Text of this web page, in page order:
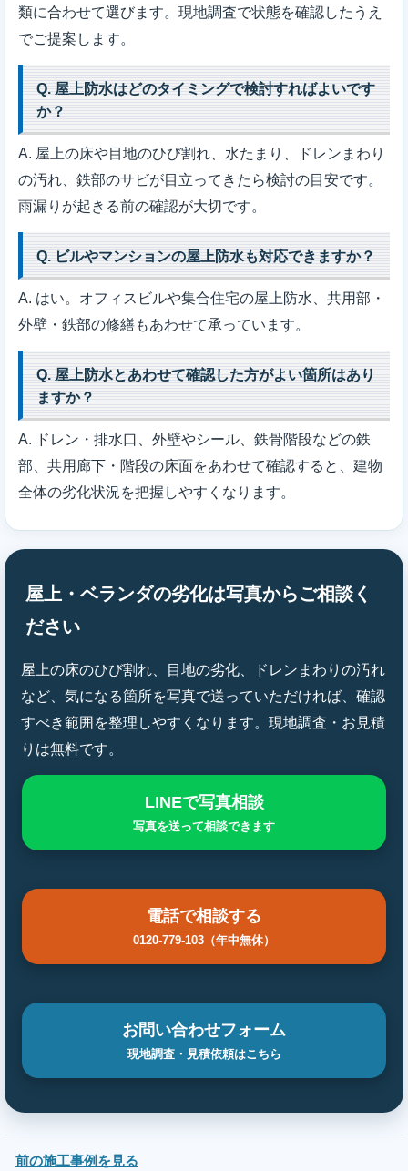
類に合わせて選びます。現地調査で状態を確認したうえ
でご提案します。
Q. 屋上防水はどのタイミングで検討すればよいです
か？
A. 屋上の床や目地のひび割れ、水たまり、ドレンまわり
の汚れ、鉄部のサビが目立ってきたら検討の目安です。
雨漏りが起きる前の確認が大切です。
Q. ビルやマンションの屋上防水も対応できますか？
A. はい。オフィスビルや集合住宅の屋上防水、共用部・
外壁・鉄部の修繕もあわせて承っています。
Q. 屋上防水とあわせて確認した方がよい箇所はあり
ますか？
A. ドレン・排水口、外壁やシール、鉄骨階段などの鉄
部、共用廊下・階段の床面をあわせて確認すると、建物
全体の劣化状況を把握しやすくなります。
屋上・ベランダの劣化は写真からご相談く
ださい
屋上の床のひび割れ、目地の劣化、ドレンまわりの汚れ
など、気になる箇所を写真で送っていただければ、確認
すべき範囲を整理しやすくなります。現地調査・お見積
りは無料です。
LINEで写真相談
写真を送って相談できます
電話で相談する
0120-779-103（年中無休）
お問い合わせフォーム
現地調査・見積依頼はこちら
前の施工事例を見る